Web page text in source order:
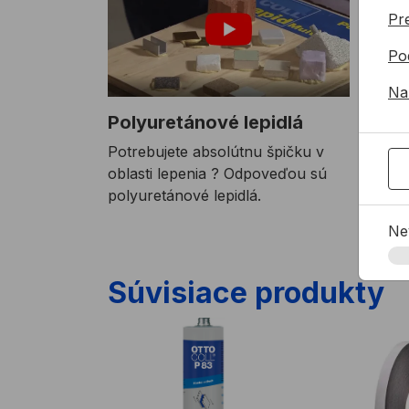
Polyuretánové lepidlá
Potrebujete absolútnu špičku v
oblasti lepenia ? Odpoveďou sú
polyuretánové lepidlá.
Na
Súvisiace produkty
Polyuretánový lepiaci tmel OTTOCOLL P83